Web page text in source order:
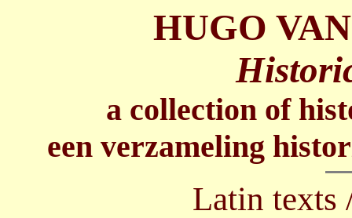
HUGO
a collection of
een verzameling
Latin texts